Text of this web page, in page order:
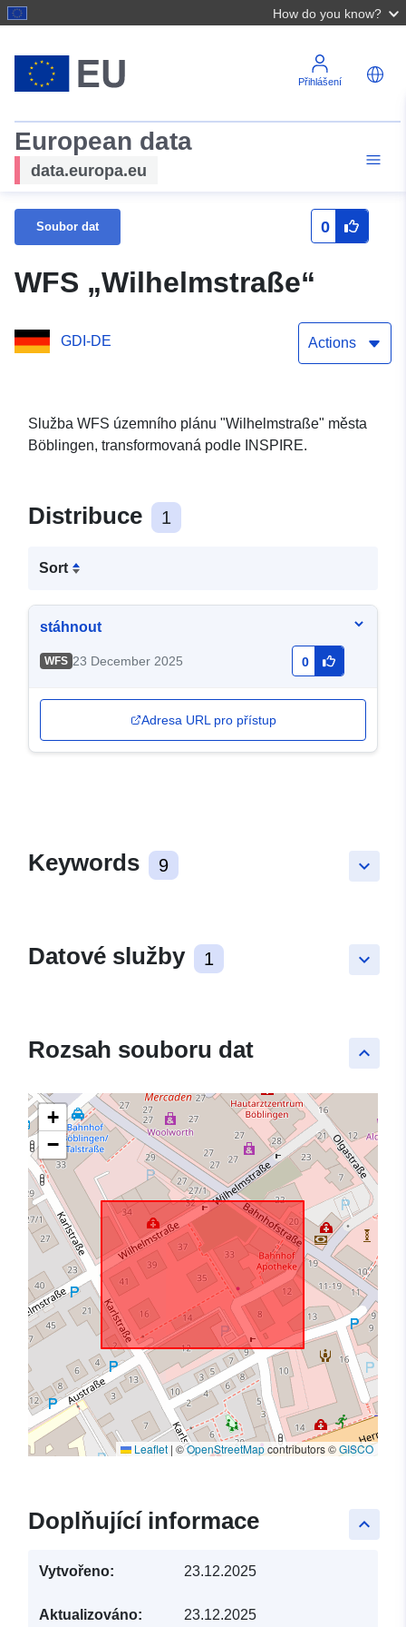
How do you know?
Přihlášení
European data
data.europa.eu
Soubor dat 0
WFS „Wilhelmstraße“
GDI-DE Actions
Služba WFS územního plánu "Wilhelmstraße" města
Böblingen, transformovaná podle INSPIRE.
Distribuce 1
Sort
stáhnout
WFS 23 December 2025 0
Adresa URL pro přístup
keyboard_arrow_down
Keywords 9
keyboard_arrow_down
Datové služby 1
keyboard_arrow_up
Rozsah souboru dat
+
−
Leaflet | ©OpenStreetMapcontributors ©GISCO
keyboard_arrow_up
Doplňující informace
Vytvořeno: 23.12.2025
Aktualizováno: 23.12.2025